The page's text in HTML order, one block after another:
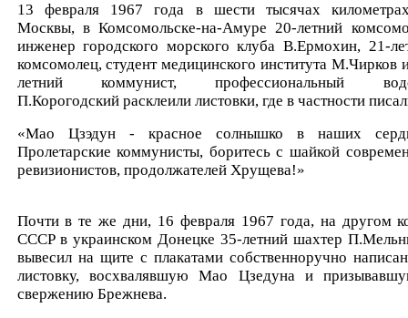
13 февраля 1967 года в шести тысячах
Москвы, в Комсомольске-на-Амуре 20-летний
инженер городского морского клуба В.Ермохин, 21-
комсомолец, студент медицинского института М.Чирков
летний коммунист, профессиональный
П.Корогодский расклеили листовки, где в частности
«Мао Цзэдун - красное солнышко в наших
Пролетарские коммунисты, боритесь с шайкой
ревизионистов, продолжателей Хрущева!»
Почти в те же дни, 16 февраля 1967 года, на другом
СССР в украинском Донецке 35-летний шахтер
вывесил на щите с плакатами собственноручно
листовку, восхвалявшую Мао Цзедуна и
свержению Брежнева.